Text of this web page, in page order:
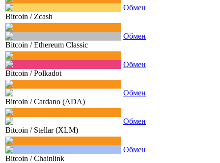
Bitcoin / Zcash
Обмен
Bitcoin /Ethereum Classic
Обмен
Bitcoin /Polkadot
Обмен
Bitcoin /Cardano (ADA)
Обмен
Bitcoin / Stellar (XLM)
Обмен
Bitcoin /Chainlink
Обмен